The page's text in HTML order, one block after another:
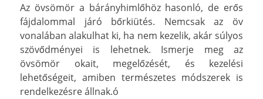
Az övsömör a bárányhimlőhöz hasonló, de erős
fájdalommal járó bőrkiütés. Nemcsak az öv
vonalában alakulhat ki, ha nem kezelik, akár súlyos
szövődményei is lehetnek. Ismerje meg az
övsömör okait, megelőzését, és kezelési
lehetőségeit, amiben természetes módszerek is
rendelkezésre állnak.ó